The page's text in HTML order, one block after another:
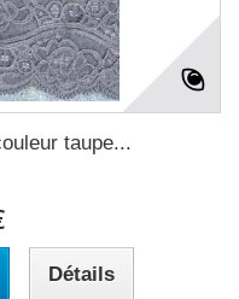
taupe...
Détails